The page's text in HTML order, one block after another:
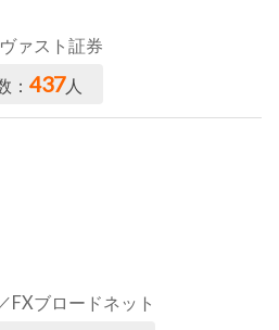
ァスト証券
：437人
FXブロードネット